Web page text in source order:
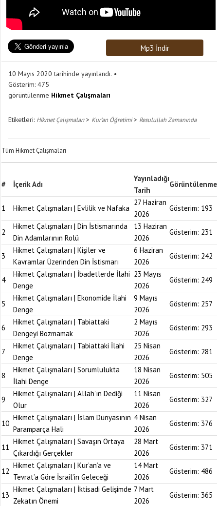
Mp3 İndir
10 Mayıs 2020 tarihinde yayınlandı.
Gösterim: 475
görüntülenme Hikmet Çalışmaları
Etiketleri: Hikmet Çalışmaları> Kur'an Öğretimi> Resulullah Zamanında
Tüm Hikmet Çalışmaları
# İçerik Adı
Yayınladığı
Tarih
Görüntülenme
1 Hikmet Çalışmaları | Evlilik ve Nafaka
27 Haziran
2026
Gösterim: 193
2
Hikmet Çalışmaları | Din İstismarında
Din Adamlarının Rolü
13 Haziran
2026
Gösterim: 231
3
Hikmet Çalışmaları | Kişiler ve
Kavramlar Üzerinden Din İstismarı
6 Haziran
2026
Gösterim: 242
4
Hikmet Çalışmaları | İbadetlerde İlahi
Denge
23 Mayıs
2026
Gösterim: 249
5
Hikmet Çalışmaları | Ekonomide İlahi
Denge
9 Mayıs
2026
Gösterim: 257
6
Hikmet Çalışmaları | Tabiattaki
Dengeyi Bozmamak
2 Mayıs
2026
Gösterim: 293
7
Hikmet Çalışmaları | Tabiattaki İlahi
Denge
25 Nisan
2026
Gösterim: 281
8
Hikmet Çalışmaları | Sorumlulukta
İlahi Denge
18 Nisan
2026
Gösterim: 505
9
Hikmet Çalışmaları | Allah’ın Dediği
Olur
11 Nisan
2026
Gösterim: 327
10
Hikmet Çalışmaları | İslam Dünyasının
Paramparça Hali
4 Nisan
2026
Gösterim: 376
11
Hikmet Çalışmaları | Savaşın Ortaya
Çıkardığı Gerçekler
28 Mart
2026
Gösterim: 371
12
Hikmet Çalışmaları | Kur’an’a ve
Tevrat’a Göre İsrail’in Geleceği
14 Mart
2026
Gösterim: 486
13
Hikmet Çalışmaları | İktisadi Gelişimde
Zekatın Önemi
7 Mart
2026
Gösterim: 365